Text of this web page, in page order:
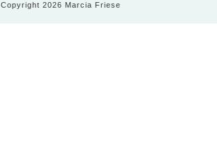
Copyright 2026 Marcia Friese